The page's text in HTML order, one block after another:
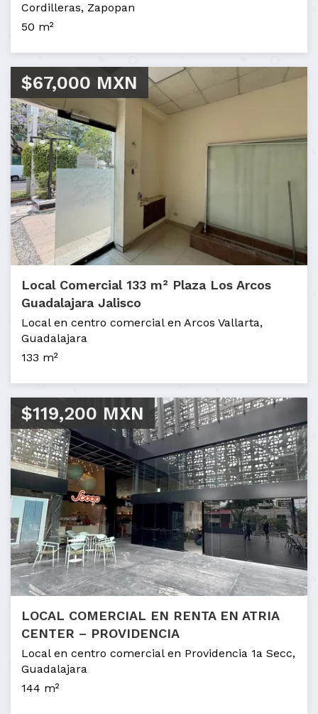
Cordilleras, Zapopan
50 m²
$67,000 MXN
Local Comercial 133 m² Plaza Los Arcos
Guadalajara Jalisco
Local en centro comercial en Arcos Vallarta,
Guadalajara
133 m²
$119,200 MXN
LOCAL COMERCIAL EN RENTA EN ATRIA
CENTER – PROVIDENCIA
Local en centro comercial en Providencia 1a Secc,
Guadalajara
144 m²